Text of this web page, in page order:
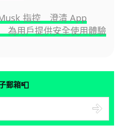
指控 澄清 App
用戶提供安全使用體驗
郵箱📮